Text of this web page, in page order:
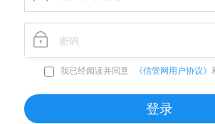
我已经阅读并同意 《信管网用户协议》